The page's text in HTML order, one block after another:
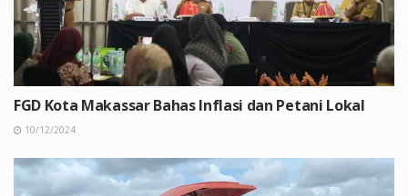
FGD Kota Makassar Bahas Inflasi dan Petani Lokal
10/12/2024